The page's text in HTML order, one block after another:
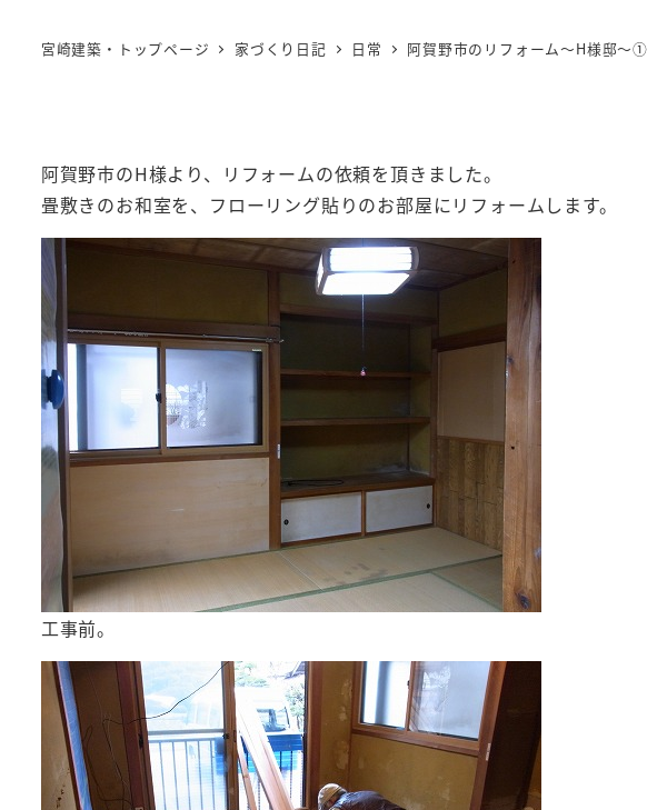
宮崎建築・トップページ 家づくり日記 日常 阿賀野市のリフォーム～H様邸～①
阿賀野市のH様より、リフォームの依頼を頂きました。
畳敷きのお和室を、フローリング貼りのお部屋にリフォームします。
工事前。